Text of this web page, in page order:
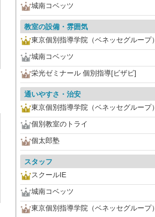
城南コベッツ
教室の設備・雰囲気
東京個別指導学院（ベネッセグループ）
城南コベッツ
栄光ゼミナール 個別指導[ビザビ]
通いやすさ・治安
東京個別指導学院（ベネッセグループ）
個別教室のトライ
個太郎塾
スタッフ
スクールIE
城南コベッツ
東京個別指導学院（ベネッセグループ）